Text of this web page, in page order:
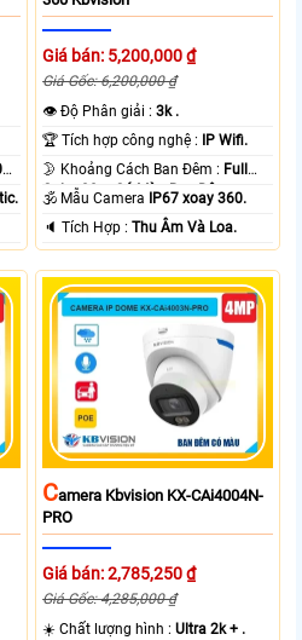
Giá bán: 5,200,000 ₫
Giá Gốc: 6,200,000 ₫
👁 Độ Phân giải :3k .
🏆 Tích hợp công nghệ : IP Wifi.
🌛 Khoảng Cách Ban Đêm : Full
Color 30m Có Màu Ban Ðêm.
🕉️ Mẫu Camera IP67 xoay 360.
️🔈 Tích Hợp :Thu Âm Và Loa.
CAmera Kbvision KX-CAi4004N-
PRO
Giá bán: 2,785,250 ₫
Giá Gốc: 4,285,000 ₫
☀️ Chất lượng hình :Ultra 2k + .